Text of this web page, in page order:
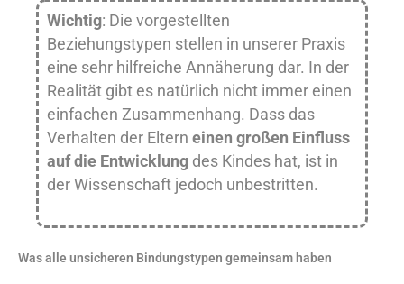
Wichtig: Die vorgestellten
Beziehungstypen stellen in unserer Praxis
eine sehr hilfreiche Annäherung dar. In der
Realität gibt es natürlich nicht immer einen
einfachen Zusammenhang. Dass das
Verhalten der Eltern einen großen Einfluss
auf die Entwicklungdes Kindes hat, ist in
der Wissenschaft jedoch unbestritten.
Was alle unsicheren Bindungstypen gemeinsam haben